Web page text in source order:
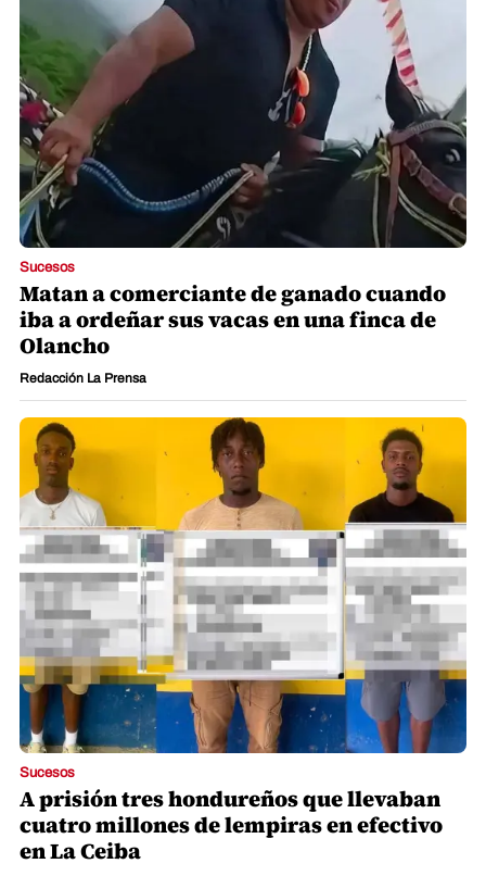
Sucesos
Matan a comerciante de ganado cuando
iba a ordeñar sus vacas en una finca de
Olancho
Redacción La Prensa
Sucesos
A prisión tres hondureños que llevaban
cuatro millones de lempiras en efectivo
en La Ceiba